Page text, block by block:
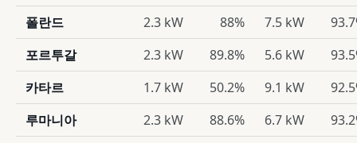
폴란드
2.3 kW 88% 7.5 kW
포르투갈
2.3 kW 89.8% 5.6 kW
카타르
1.7 kW 50.2% 9.1 kW
루마니아
2.3 kW 88.6% 6.7 kW